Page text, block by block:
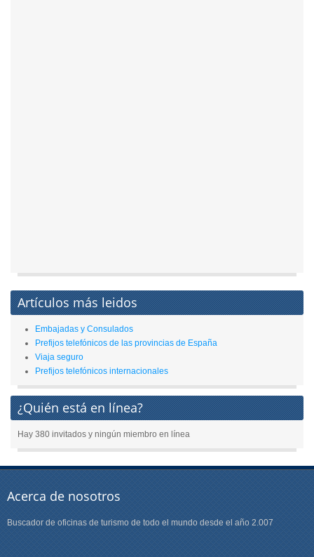
Artículos más leidos
Embajadas y Consulados
Prefijos telefónicos de las provincias de España
Viaja seguro
Prefijos telefónicos internacionales
¿Quién está en línea?
Hay 380 invitados y ningún miembro en línea
Acerca de nosotros
Buscador de oficinas de turismo de todo el mundo desde el año 2.007